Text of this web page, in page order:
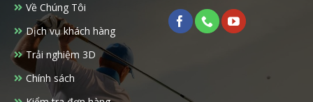
chọn
có
thể
được
chọn
Về Chúng Tôi
Dịch vụ khách hàng
Trải nghiệm 3D
Chính sách